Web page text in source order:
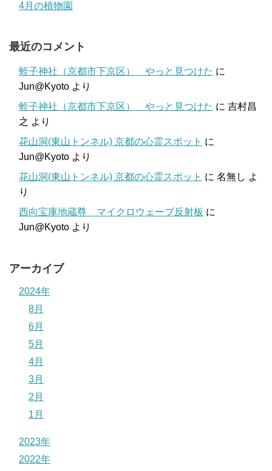
4月の植物園
最近のコメント
蛭子神社（京都市下京区） やっと見つけた に
Jun@Kyoto より
蛭子神社（京都市下京区） やっと見つけた に 吉村昌
之 より
花山洞(東山トンネル) 京都の心霊スポット に
Jun@Kyoto より
花山洞(東山トンネル) 京都の心霊スポット に 名無し よ
り
西向宝庫地蔵尊 マイクロウェーブ反射板 に
Jun@Kyoto より
アーカイブ
2024年
8月
6月
5月
4月
3月
2月
1月
2023年
2022年